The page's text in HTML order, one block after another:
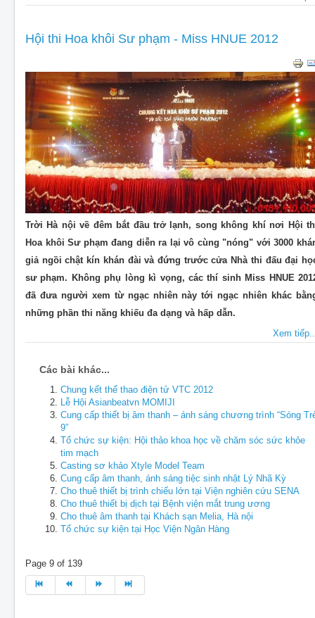
Hội thi Hoa khôi Sư phạm - Miss HNUE 2012
Trời Hà nội về đêm bắt đầu trở lạnh, song không khí nơi Hội
Hoa khôi Sư phạm đang diễn ra lại vô cùng "nóng" với 3000
giả ngồi chật kín khán đài và đứng trước cửa Nhà thi đấu đại
sư phạm. Không phụ lòng kì vọng, các thí sinh Miss HNUE
đã đưa người xem từ ngạc nhiên này tới ngạc nhiên khác
những phần thi năng khiếu đa dạng và hấp dẫn.
Xem
Các bài khác...
Chung kết thể thao điện tử VTC 2012
Lễ Hội Asianbeatvn MOMIJI
Cung cấp thiết bị âm thanh – ánh sáng chương trình “Sóng
9”
Tổ chức sự kiện: Hội thảo khoa học về chăm sóc sức khỏe
tim mạch
Casting sơ khảo Xtyle Model Team
Cung cấp âm thanh, ánh sáng tiệc sinh nhật Lý Nhã Kỳ
Cho thuê thiết bị trình chiếu lớn tại Viện nghiên cứu SENA
Cho thuê thiết bị dịch tại Bệnh viện mắt trung ương
Cho thuê âm thanh tại Khách sạn Melia, Hà nội
Tổ chức sự kiện tại Học Viện Ngân Hàng
Page 9 of 139